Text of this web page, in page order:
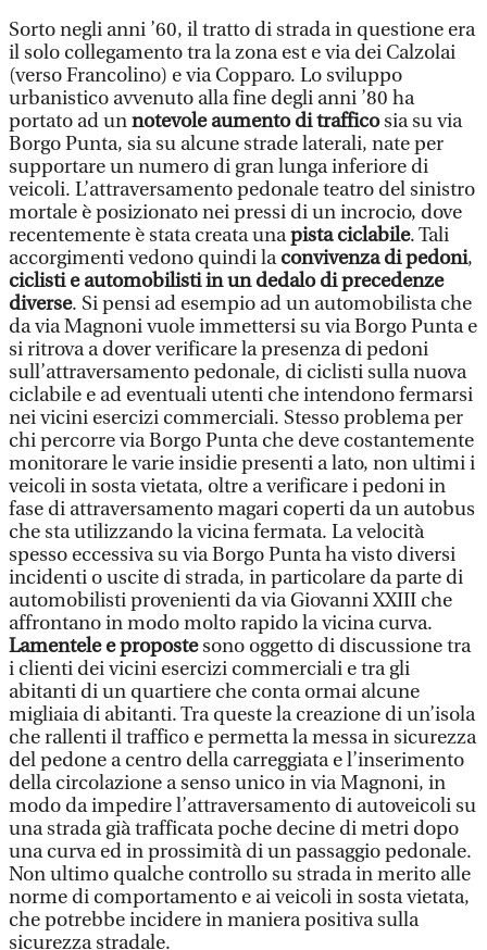
Sorto negli anni ’60, il tratto di strada in questione era
il solo collegamento tra la zona est e via dei Calzolai
(verso Francolino) e via Copparo. Lo sviluppo
urbanistico avvenuto alla fine degli anni ’80 ha
portato ad unnotevole aumento di trafficosia su via
Borgo Punta, sia su alcune strade laterali, nate per
supportare un numero di gran lunga inferiore di
veicoli. L’attraversamento pedonale teatro del sinistro
mortale è posizionato nei pressi di un incrocio, dove
recentemente è stata creata unapista ciclabile. Tali
accorgimenti vedono quindi laconvivenza di pedoni,
ciclisti e automobilisti in un dedalo di precedenze
diverse. Si pensi ad esempio ad un automobilista che
da via Magnoni vuole immettersi su via Borgo Punta e
si ritrova a dover verificare la presenza di pedoni
sull’attraversamento pedonale, di ciclisti sulla nuova
ciclabile e ad eventuali utenti che intendono fermarsi
nei vicini esercizi commerciali. Stesso problema per
chi percorre via Borgo Punta che deve costantemente
monitorare le varie insidie presenti a lato, non ultimi i
veicoli in sosta vietata, oltre a verificare i pedoni in
fase di attraversamento magari coperti da un autobus
che sta utilizzando la vicina fermata. La velocità
spesso eccessiva su via Borgo Punta ha visto diversi
incidenti o uscite di strada, in particolare da parte di
automobilisti provenienti da via Giovanni XXIII che
affrontano in modo molto rapido la vicina curva.
Lamentele e propostesono oggetto di discussione tra
i clienti dei vicini esercizi commerciali e tra gli
abitanti di un quartiere che conta ormai alcune
migliaia di abitanti. Tra queste la creazione di un’isola
che rallenti il traffico e permetta la messa in sicurezza
del pedone a centro della carreggiata e l’inserimento
della circolazione a senso unico in via Magnoni, in
modo da impedire l’attraversamento di autoveicoli su
una strada già trafficata poche decine di metri dopo
una curva ed in prossimità di un passaggio pedonale.
Non ultimo qualche controllo su strada in merito alle
norme di comportamento e ai veicoli in sosta vietata,
che potrebbe incidere in maniera positiva sulla
sicurezza stradale.